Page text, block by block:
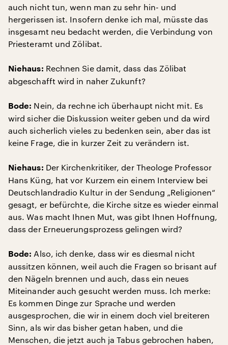
auch nicht tun, wenn man zu sehr hin- und
hergerissen ist. Insofern denke ich mal, müsste das
insgesamt neu bedacht werden, die Verbindung von
Priesteramt und Zölibat.
Niehaus: Rechnen Sie damit, dass das Zölibat
abgeschafft wird in naher Zukunft?
Bode: Nein, da rechne ich überhaupt nicht mit. Es
wird sicher die Diskussion weiter geben und da wird
auch sicherlich vieles zu bedenken sein, aber das ist
keine Frage, die in kurzer Zeit zu verändern ist.
Niehaus: Der Kirchenkritiker, der Theologe Professor
Hans Küng, hat vor Kurzem ein einem Interview bei
Deutschlandradio Kultur in der Sendung „Religionen“
gesagt, er befürchte, die Kirche sitze es wieder einmal
aus. Was macht Ihnen Mut, was gibt Ihnen Hoffnung,
dass der Erneuerungsprozess gelingen wird?
Bode: Also, ich denke, dass wir es diesmal nicht
aussitzen können, weil auch die Fragen so brisant auf
den Nägeln brennen und auch, dass ein neues
Miteinander auch gesucht werden muss. Ich merke:
Es kommen Dinge zur Sprache und werden
ausgesprochen, die wir in einem doch viel breiteren
Sinn, als wir das bisher getan haben, und die
Menschen, die jetzt auch ja Tabus gebrochen haben,